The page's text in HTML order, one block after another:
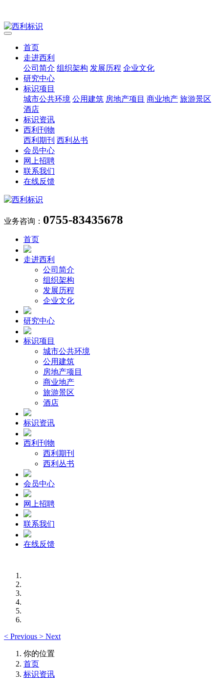
首页
走进西利
公司简介 组织架构 发展历程 企业文化
研究中心
标识项目
城市公共环境 公用建筑 房地产项目 商业地产 旅游景区
酒店
标识资讯
西利刊物
西利期刊 西利丛书
会员中心
网上招聘
联系我们
在线反馈
业务咨询： 0755-83435678
首页
走进西利
公司简介
组织架构
发展历程
企业文化
研究中心
标识项目
城市公共环境
公用建筑
房地产项目
商业地产
旅游景区
酒店
标识资讯
西利刊物
西利期刊
西利丛书
会员中心
网上招聘
联系我们
在线反馈
< Previous > Next
你的位置
首页
标识资讯